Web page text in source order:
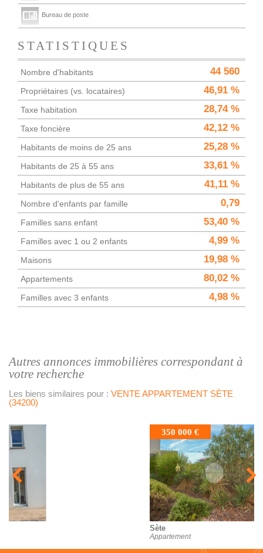
Bureau de poste
STATISTIQUES
Nombre d'habitants 44 560
Propriétaires (vs. locataires) 46,91 %
Taxe habitation 28,74 %
Taxe foncière 42,12 %
Habitants de moins de 25 ans 25,28 %
Habitants de 25 à 55 ans 33,61 %
Habitants de plus de 55 ans 41,11 %
Nombre d'enfants par famille 0,79
Familles sans enfant 53,40 %
Familles avec 1 ou 2 enfants 4,99 %
Maisons 19,98 %
Appartements 80,02 %
Familles avec 3 enfants 4,98 %
autres annonces immobilières correspondant à
votre recherche
Les biens similaires pour : VENTE APPARTEMENT SÈTE
(34200)